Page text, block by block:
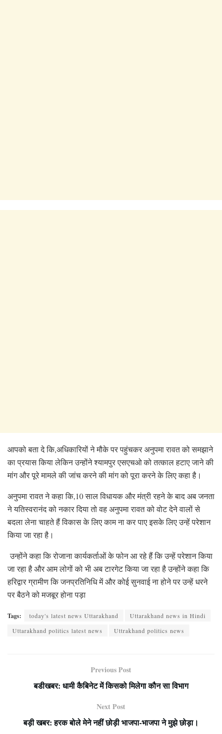
आपको बता दे कि,अधिकारियों ने मौके पर पहुंचकर अनुपमा रावत को समझाने
का प्रयास किया लेकिन उन्होंने श्यामपुर एसएचओ को तत्काल हटाए जाने की
मांग और पूरे मामले की जांच करने की मांग को पूरा करने के लिए कहा है।
अनुपमा रावत ने कहा कि,10 साल विधायक और मंत्री रहने के बाद अब जनता
ने यतिस्वरानंद को नकार दिया तो वह अनुपमा रावत को वोट देने वालों से
बदला लेना चाहते हैं विकास के लिए काम ना कर पाए इसके लिए उन्हें परेशान
किया जा रहा है।
उन्होंने कहा कि रोजाना कार्यकर्ताओं के फोन आ रहे हैं कि उन्हें परेशान किया
जा रहा है और आम लोगों को भी अब टारगेट किया जा रहा है उन्होंने कहा कि
हरिद्वार ग्रामीण कि जनप्रतिनिधि में और कोई सुनवाई ना होने पर उन्हें धरने
पर बैठने को मजबूर होना पड़ा
Tags: today's latest news Uttarakhand
Uttarakhand news in Hindi
Uttarakhand politics latest news
Uttrakhand politics news
Previous Post
बडीखबर: धामी कैबिनेट में किसको मिलेगा कौन सा विभाग
Next Post
बड़ी खबर: हरक बोले मेने नहीं छोड़ी भाजपा-भाजपा ने मुझे छोड़ा।